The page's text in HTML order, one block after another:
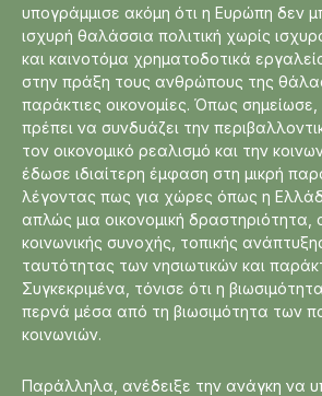
υπογράμμισε ακόμη ότι η Ευρώπη δεν
ισχυρή θαλάσσια πολιτική χωρίς
και καινοτόμα χρηματοδοτικά
στην πράξη τους ανθρώπους της
παράκτιες οικονομίες. Όπως
πρέπει να συνδυάζει την
τον οικονομικό ρεαλισμό και την
έδωσε ιδιαίτερη έμφαση στη μικρή
λέγοντας πως για χώρες όπως η
απλώς μια οικονομική δραστηριότητα,
κοινωνικής συνοχής, τοπικής
ταυτότητας των νησιωτικών και
Συγκεκριμένα, τόνισε ότι η
περνά μέσα από τη βιωσιμότητα των
κοινωνιών.
Παράλληλα, ανέδειξε την ανάγκη να